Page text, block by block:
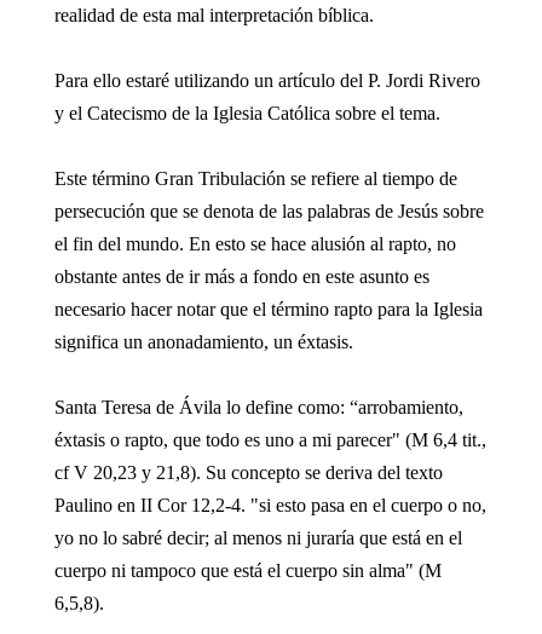
realidad de esta mal interpretación bíblica.
Para ello estaré utilizando un artículo del P. Jordi Rivero
y el Catecismo de la Iglesia Católica sobre el tema.
Este término Gran Tribulación se refiere al tiempo de
persecución que se denota de las palabras de Jesús sobre
el fin del mundo. En esto se hace alusión al rapto, no
obstante antes de ir más a fondo en este asunto es
necesario hacer notar que el término rapto para la Iglesia
significa un anonadamiento, un éxtasis.
Santa Teresa de Ávila lo define como: “arrobamiento,
éxtasis o rapto, que todo es uno a mi parecer" (M 6,4 tit.,
cf V 20,23 y 21,8). Su concepto se deriva del texto
Paulino en II Cor 12,2-4. "si esto pasa en el cuerpo o no,
yo no lo sabré decir; al menos ni juraría que está en el
cuerpo ni tampoco que está el cuerpo sin alma" (M
6,5,8).